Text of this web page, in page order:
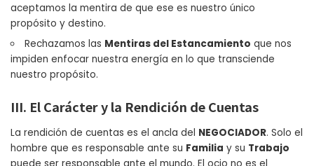
aceptamos la mentira de que ese es nuestro único
propósito y destino.
Rechazamos las Mentiras del Estancamiento que nos
impiden enfocar nuestra energía en lo que transciende
nuestro propósito.
III. El Carácter y la Rendición de Cuentas
La rendición de cuentas es el ancla del NEGOCIADOR. Solo el
hombre que es responsable ante su Familia y su Trabajo
puede ser responsable ante el mundo. El ocio no es el